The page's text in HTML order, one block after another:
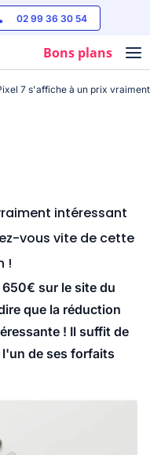
02 99 36 30 54
Bons plans
7 s'affiche à un prix
intéressant
vous vite de cette
!
sur le site du
que la réduction
! Il suffit de
l'un de ses forfaits